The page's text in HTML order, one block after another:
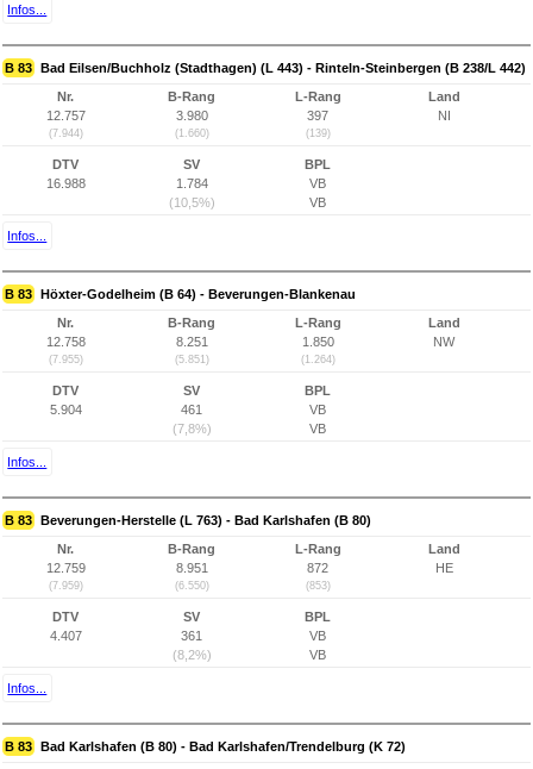
Infos...
B 83 Bad Eilsen/Buchholz (Stadthagen) (L 443) - Rinteln-Steinbergen (B 238/L 442)
Nr.
12.757
(7.944)
B-Rang
3.980
(1.660)
L-Rang
397
(139)
Land
NI
DTV
16.988
SV
1.784
(10,5%)
BPL
VB
VB
Infos...
B 83 Höxter-Godelheim (B 64) - Beverungen-Blankenau
Nr.
12.758
(7.955)
B-Rang
8.251
(5.851)
L-Rang
1.850
(1.264)
Land
NW
DTV
5.904
SV
461
(7,8%)
BPL
VB
VB
Infos...
B 83 Beverungen-Herstelle (L 763) - Bad Karlshafen (B 80)
Nr.
12.759
(7.959)
B-Rang
8.951
(6.550)
L-Rang
872
(853)
Land
HE
DTV
4.407
SV
361
(8,2%)
BPL
VB
VB
Infos...
B 83 Bad Karlshafen (B 80) - Bad Karlshafen/Trendelburg (K 72)